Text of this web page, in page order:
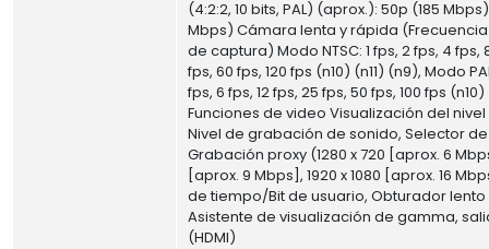
(4:2:2, 10 bits, PAL) (aprox.): 50p (185
Mbps) Cámara lenta y rápida
de captura) Modo NTSC: 1 fps, 2 fps, 4 fps,
fps, 60 fps, 120 fps (n10) (n11) (n9), Modo
fps, 6 fps, 12 fps, 25 fps, 50 fps, 100 fps
Funciones de video Visualización del
Nivel de grabación de sonido, Selector de
Grabación proxy (1280 x 720 [aprox. 6
[aprox. 9 Mbps], 1920 x 1080 [aprox. 16
de tiempo/Bit de usuario, Obturador
Asistente de visualización de gamma,
(HDMI)